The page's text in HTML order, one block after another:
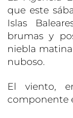
que este
Islas
brumas y
niebla
nuboso.
El viento,
componente